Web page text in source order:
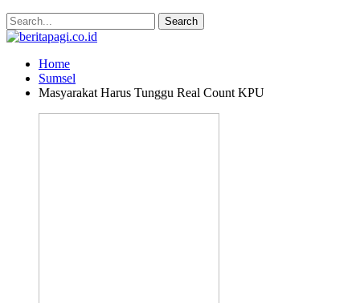
Home
Sumsel
Masyarakat Harus Tunggu Real Count KPU